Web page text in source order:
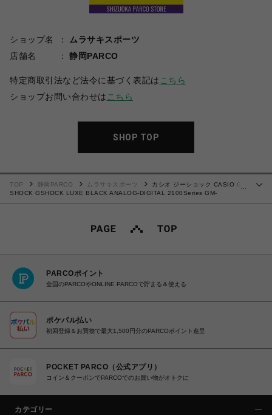
ショップ名
ムラサキスポーツ
店舗名
静岡PARCO
特定商取引法など法令に基づく表記は こちら
ショップお問い合わせは こちら
SHOP TOP
TOP 静岡PARCO ムラサキスポーツ
カシオ ジーショック CASIO G-
SHOCK GSHOCK LUXE BLACK ANALOG-DIGITAL 2100Series GM-
PARCOポイント
全国のPARCOやONLINE PARCOで貯まる＆使える
ポケパル払い
初回登録＆お買物で最大1,500円分のPARCOポイント進呈
POCKET PARCO（公式アプリ）
コイン＆クーポンでPARCOでのお買い物がオトクに
カテゴリー